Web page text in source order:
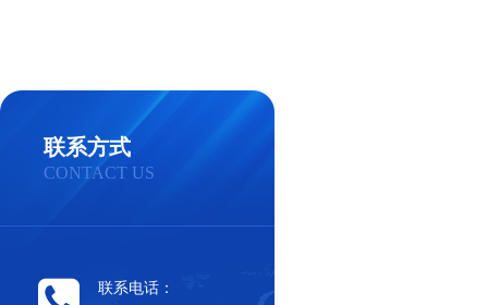
联系方式
CONTACT US
联系电话：